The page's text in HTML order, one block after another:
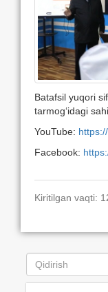
Batafsil yuqori
tarmog‘idagi
YouTube:
Facebook:
Kiritilgan vaqti: